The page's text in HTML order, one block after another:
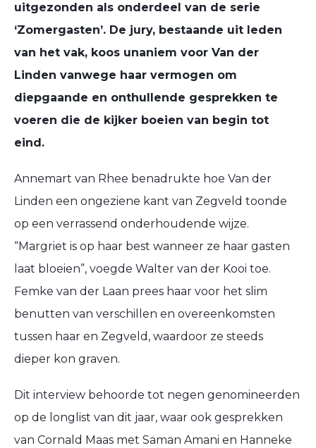
uitgezonden als onderdeel van de serie
‘Zomergasten’. De jury, bestaande uit leden
van het vak, koos unaniem voor Van der
Linden vanwege haar vermogen om
diepgaande en onthullende gesprekken te
voeren die de kijker boeien van begin tot
eind.
Annemart van Rhee benadrukte hoe Van der
Linden een ongeziene kant van Zegveld toonde
op een verrassend onderhoudende wijze.
“Margriet is op haar best wanneer ze haar gasten
laat bloeien”, voegde Walter van der Kooi toe.
Femke van der Laan prees haar voor het slim
benutten van verschillen en overeenkomsten
tussen haar en Zegveld, waardoor ze steeds
dieper kon graven.
Dit interview behoorde tot negen genomineerden
op de longlist van dit jaar, waar ook gesprekken
van Cornald Maas met Saman Amani en Hanneke